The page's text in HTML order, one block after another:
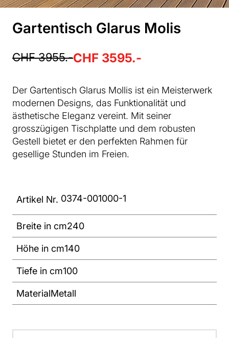
Gartentisch Glarus Molis
CHF 3955.-CHF 3595.-
Der Gartentisch Glarus Mollis ist ein Meisterwerk
modernen Designs, das Funktionalität und
ästhetische Eleganz vereint. Mit seiner
grosszügigen Tischplatte und dem robusten
Gestell bietet er den perfekten Rahmen für
gesellige Stunden im Freien.
Artikel Nr. 0374-001000-1
Breite in cm240
Höhe in cm140
Tiefe in cm100
MaterialMetall